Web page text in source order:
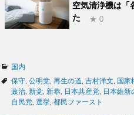
空気清浄機は「
た
★ 0
カ
テ
ゴ
リ
国内
タ
グ
保守 公明党 再生の道 吉村洋文 国家
政治 新党 新恭 日本共産党 日本維新
自民党 選挙 都民ファースト